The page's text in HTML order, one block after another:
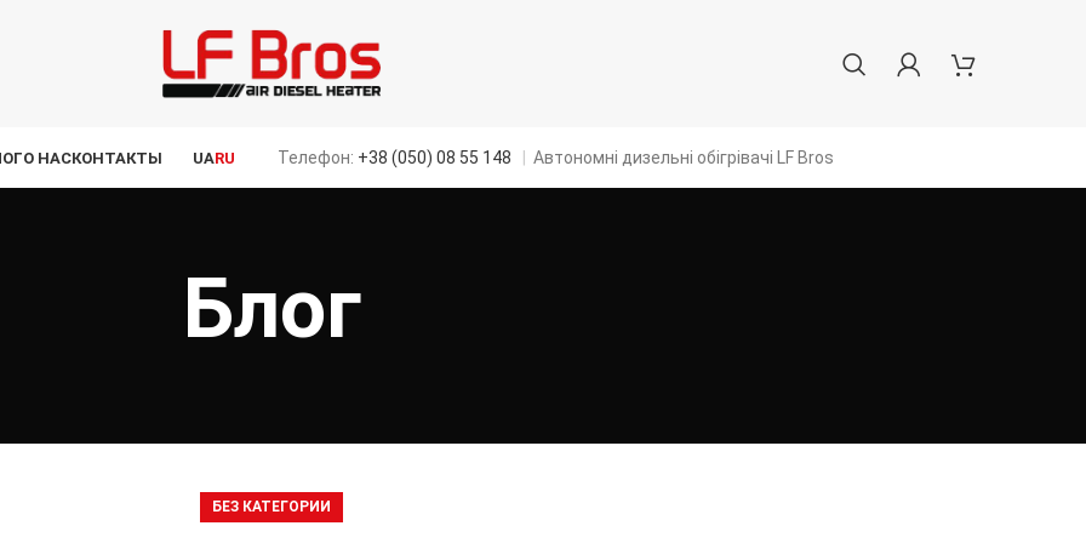
О НАСКОНТАКТЫ UARU Телефон: +38 (050) 08 55 148 Автономні дизельні обігрівачі LF Bros
Блог
БЕЗ КАТЕГОРИИ